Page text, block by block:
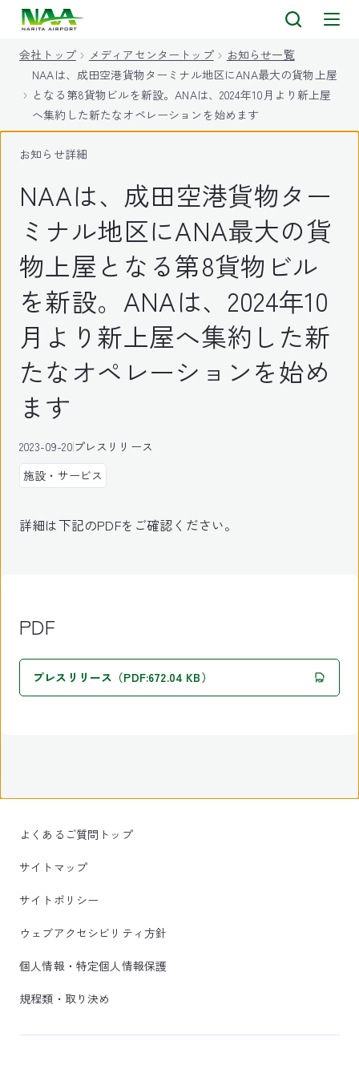
会社トップ メディアセンタートップ
お知らせ一覧
NAAは、成田空港貨物ターミナル地区にANA最大の貨物上屋
となる第8貨物ビルを新設。ANAは、2024年10月より新上屋
へ集約した新たなオペレーションを始めます
お知らせ詳細
NAAは、成田空港貨物ター
ミナル地区にANA最大の貨
物上屋となる第8貨物ビル
を新設。ANAは、2024年10
月より新上屋へ集約した新
たなオペレーションを始め
ます
2023-09-20プレスリリース
施設・サービス
詳細は下記のPDFをご確認ください。
PDF
プレスリリース（PDF:672.04 KB）
よくあるご質問トップ
サイトマップ
サイトポリシー
ウェブアクセシビリティ方針
個人情報・特定個人情報保護
規程類・取り決め